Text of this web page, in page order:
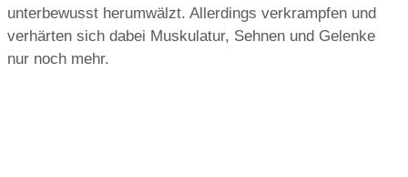
unterbewusst herumwälzt. Allerdings verkrampfen und
verhärten sich dabei Muskulatur, Sehnen und Gelenke
nur noch mehr.